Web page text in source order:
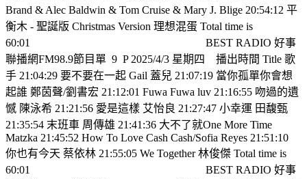
Brand & Alec Baldwin & Tom Cruise & Mary J. Blige 20:54:12 平
衡木 - 聖誕版 Christmas Version 理想混蛋 Total time is
60:01
BEST RADIO 好事
聯播網FM98.9節目單 9 P 2025/4/3 星期四
播出時間 Title 歌
手 21:04:29 要不要在一起 Gail 蓋兒 21:07:19 當你孤單你會想
起誰 鄭茵聲/劉書宏 21:12:01 Fuwa Fuwa luv 21:16:55 吻過的遺
憾 陳泳希 21:21:56 愛是這樣 艾怡良 21:27:47 小幸運 田馥甄
21:35:54 末班車 周傳雄 21:41:36 大不了就One More Time
Matzka 21:45:52 How To Love Cash Cash/Sofia Reyes 21:51:10
你也有今天 蔡依林 21:55:05 We Together 林俊傑 Total time is
60:01
BEST RADIO 好事